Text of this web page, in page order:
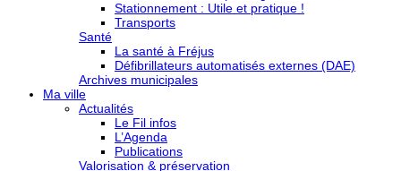
Stationnement : Utile et pratique !
Transports
Santé
La santé à Fréjus
Défibrillateurs automatisés externes (DAE)
Archives municipales
Ma ville
Actualités
Le Fil infos
L’Agenda
Publications
Valorisation & préservation